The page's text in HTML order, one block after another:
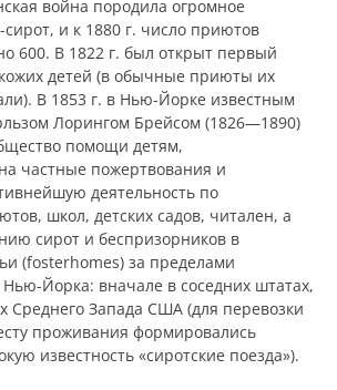
война породила огромное
сирот, и к 1880 г. число приютов
600. В 1822 г. был открыт первый
детей (в обычные приюты их
В 1853 г. в Нью-Йорке известным
Лорингом Брейсом (1826—1890)
помощи детям,
частные пожертвования и
деятельность по
школ, детских садов, читален, а
сирот и беспризорников в
(fosterhomes) за пределами
Йорка: вначале в соседних штатах,
Среднего Запада США (для перевозки
проживания формировались
известность «сиротские поезда»).